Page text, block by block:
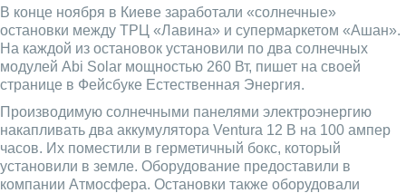
В конце ноября в Киеве заработали «солнечные»
остановки между ТРЦ «Лавина» и супермаркетом «Ашан».
На каждой из остановок установили по два солнечных
модулей Abi Solar мощностью 260 Вт, пишет на своей
странице в Фейсбуке Естественная Энергия.
Производимую солнечными панелями электроэнергию
накапливать два аккумулятора Ventura 12 В на 100 ампер
часов. Их поместили в герметичный бокс, который
установили в земле. Оборудование предоставили в
компании Атмосфера. Остановки также оборудовали